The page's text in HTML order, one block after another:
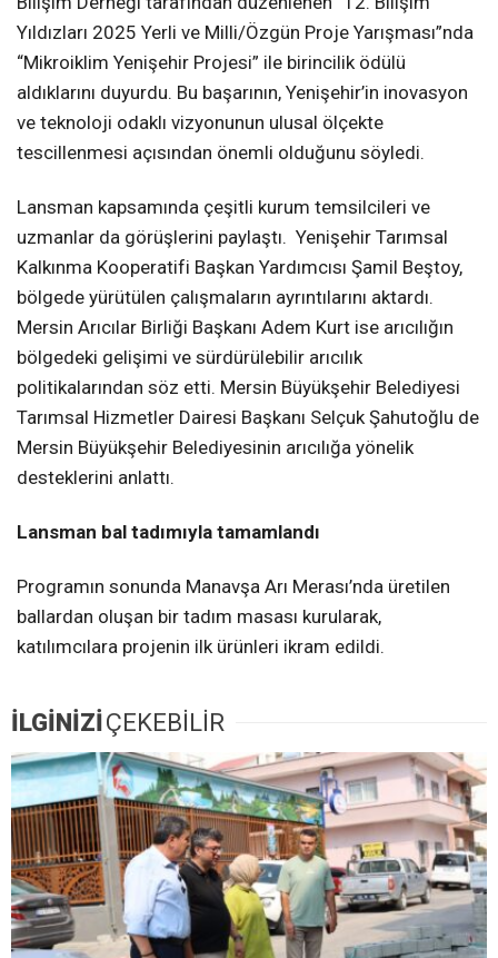
Yıldızları 2025 Yerli ve Milli/Özgün Proje Yarışması”nda
“Mikroiklim Yenişehir Projesi” ile birincilik ödülü
aldıklarını duyurdu. Bu başarının, Yenişehir’in inovasyon
ve teknoloji odaklı vizyonunun ulusal ölçekte
tescillenmesi açısından önemli olduğunu söyledi.
Lansman kapsamında çeşitli kurum temsilcileri ve
uzmanlar da görüşlerini paylaştı. Yenişehir Tarımsal
Kalkınma Kooperatifi Başkan Yardımcısı Şamil Beştoy,
bölgede yürütülen çalışmaların ayrıntılarını aktardı.
Mersin Arıcılar Birliği Başkanı Adem Kurt ise arıcılığın
bölgedeki gelişimi ve sürdürülebilir arıcılık
politikalarından söz etti. Mersin Büyükşehir Belediyesi
Tarımsal Hizmetler Dairesi Başkanı Selçuk Şahutoğlu de
Mersin Büyükşehir Belediyesinin arıcılığa yönelik
desteklerini anlattı.
Lansman bal tadımıyla tamamlandı
Programın sonunda Manavşa Arı Merası’nda üretilen
ballardan oluşan bir tadım masası kurularak,
katılımcılara projenin ilk ürünleri ikram edildi.
İLGİNİZİÇEKEBİLİR